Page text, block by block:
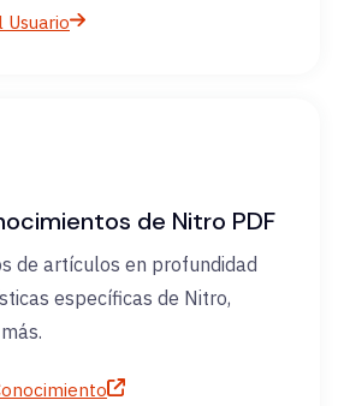
Usuario
de Nitro PDF
de artículos en profundidad
específicas de Nitro,